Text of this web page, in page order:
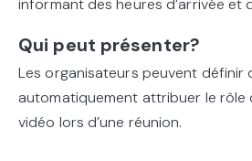
informant des heures d’arrivée et
Qui peut présenter?
Les organisateurs peuvent définir
automatiquement attribuer le
vidéo lors d’une réunion.